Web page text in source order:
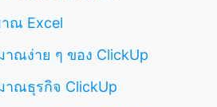
ณ Excel
าณง่าย ๆ ของ ClickUp
าณธุรกิจ ClickUp